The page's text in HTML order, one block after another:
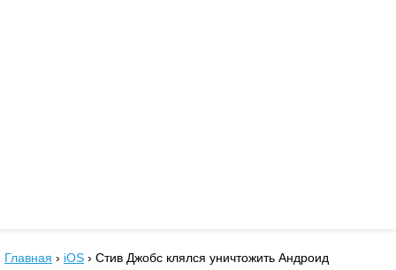
Главная › iOS › Стив Джобс клялся уничтожить Андроид